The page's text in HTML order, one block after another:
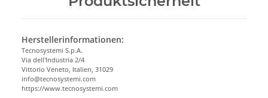
Herstellerinformationen:
Tecnosystemi S.p.A.
Via dell'Industria 2/4
Vittorio Veneto, Italien, 31029
info@tecnosystemi.com
https://www.tecnosystemi.com